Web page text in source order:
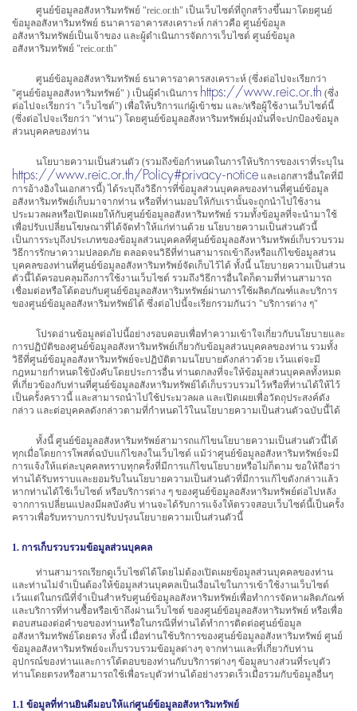
ศูนย์ข้อมูลอสังหาริมทรัพย์ "reic.or.th" เป็นเว็บไซต์ที่ถูกสร้างขึ้นมาโดยศูนย์
ข้อมูลอสังหาริมทรัพย์ ธนาคารอาคารสงเคราะห์ กล่าวคือ ศูนย์ข้อมูล
อสังหาริมทรัพย์เป็นเจ้าของ และผู้ดำเนินการจัดการเว็บไซต์ ศูนย์ข้อมูล
อสังหาริมทรัพย์ "reic.or.th"
ศูนย์ข้อมูลอสังหาริมทรัพย์ ธนาคารอาคารสงเคราะห์ (ซึ่งต่อไปจะเรียกว่า
"ศูนย์ข้อมูลอสังหาริมทรัพย์" ) เป็นผู้ดำเนินการ https://www.reic.or.th (ซึ่ง
ต่อไปจะเรียกว่า "เว็บไซต์") เพื่อให้บริการแก่ผู้เข้าชม และ/หรือผู้ใช้งานเว็บไซต์นี้
(ซึ่งต่อไปจะเรียกว่า "ท่าน") โดยศูนย์ข้อมูลอสังหาริมทรัพย์มุ่งมั่นที่จะปกป้องข้อมูล
ส่วนบุคคลของท่าน
นโยบายความเป็นส่วนตัว (รวมถึงข้อกำหนดในการให้บริการของเราที่ระบุใน
https://www.reic.or.th/Policy#privacy-notice และเอกสารอื่นใดที่มี
การอ้างอิงในเอกสารนี้) ได้ระบุถึงวิธีการที่ข้อมูลส่วนบุคคลของท่านที่ศูนย์ข้อมูล
อสังหาริมทรัพย์เก็บมาจากท่าน หรือที่ท่านมอบให้กับเรานั้นจะถูกนำไปใช้งาน
ประมวลผลหรือเปิดเผยให้กับศูนย์ข้อมูลอสังหาริมทรัพย์ รวมทั้งข้อมูลที่จะนำมาใช้
เพื่อปรับเปลี่ยนโฆษณาที่ได้จัดทำให้แก่ท่านด้วย นโยบายความเป็นส่วนตัวนี้
เป็นการระบุถึงประเภทของข้อมูลส่วนบุคคลที่ศูนย์ข้อมูลอสังหาริมทรัพย์เก็บรวบรวม
วิธีการรักษาความปลอดภัย ตลอดจนวิธีที่ท่านสามารถเข้าถึงหรือแก้ไขข้อมูลส่วน
บุคคลของท่านที่ศูนย์ข้อมูลอสังหาริมทรัพย์จัดเก็บไว้ได้ ทั้งนี้ นโยบายความเป็นส่วน
ตัวนี้ได้ครอบคลุมถึงการใช้งานเว็บไซต์ รวมถึงวิธีการอื่นใดก็ตามที่ท่านสามารถ
เชื่อมต่อหรือโต้ตอบกับศูนย์ข้อมูลอสังหาริมทรัพย์ผ่านการใช้ผลิตภัณฑ์และบริการ
ของศูนย์ข้อมูลอสังหาริมทรัพย์ได้ ซึ่งต่อไปนี้จะเรียกรวมกันว่า "บริการต่าง ๆ"
โปรดอ่านข้อมูลต่อไปนี้อย่างรอบคอบเพื่อทำความเข้าใจเกี่ยวกับนโยบายและ
การปฏิบัติของศูนย์ข้อมูลอสังหาริมทรัพย์เกี่ยวกับข้อมูลส่วนบุคคลของท่าน รวมทั้ง
วิธีที่ศูนย์ข้อมูลอสังหาริมทรัพย์จะปฏิบัติตามนโยบายดังกล่าวด้วย เว้นแต่จะมี
กฎหมายกำหนดใช้บังคับโดยประการอื่น ท่านตกลงที่จะให้ข้อมูลส่วนบุคคลทั้งหมด
ที่เกี่ยวข้องกับท่านที่ศูนย์ข้อมูลอสังหาริมทรัพย์ได้เก็บรวบรวมไว้หรือที่ท่านได้ให้ไว้
เป็นครั้งคราวนี้ และสามารถนำไปใช้ประมวลผล และเปิดเผยเพื่อวัตถุประสงค์ดัง
กล่าว และต่อบุคคลดังกล่าวตามที่กำหนดไว้ในนโยบายความเป็นส่วนตัวฉบับนี้ได้
ทั้งนี้ ศูนย์ข้อมูลอสังหาริมทรัพย์สามารถแก้ไขนโยบายความเป็นส่วนตัวนี้ได้
ทุกเมื่อโดยการโพสต์ฉบับแก้ไขลงในเว็บไซต์ แม้ว่าศูนย์ข้อมูลอสังหาริมทรัพย์จะมี
การแจ้งให้แต่ละบุคคลทราบทุกครั้งที่มีการแก้ไขนโยบายหรือไม่ก็ตาม ขอให้ถือว่า
ท่านได้รับทราบและยอมรับในนโยบายความเป็นส่วนตัวที่มีการแก้ไขดังกล่าวแล้ว
หากท่านได้ใช้เว็บไซต์ หรือบริการต่าง ๆ ของศูนย์ข้อมูลอสังหาริมทรัพย์ต่อไปหลัง
จากการเปลี่ยนแปลงมีผลบังคับ ท่านจะได้รับการแจ้งให้ตรวจสอบเว็บไซต์นี้เป็นครั้ง
คราวเพื่อรับทราบการปรับปรุงนโยบายความเป็นส่วนตัวนี้
1. การเก็บรวบรวมข้อมูลส่วนบุคคล
ท่านสามารถเรียกดูเว็บไซต์ได้โดยไม่ต้องเปิดเผยข้อมูลส่วนบุคคลของท่าน
และท่านไม่จำเป็นต้องให้ข้อมูลส่วนบุคคลเป็นเงื่อนไขในการเข้าใช้งานเว็บไซต์
เว้นแต่ในกรณีที่จำเป็นสำหรับศูนย์ข้อมูลอสังหาริมทรัพย์เพื่อทำการจัดหาผลิตภัณฑ์
และบริการที่ท่านซื้อหรือเข้าถึงผ่านเว็บไซต์ ของศูนย์ข้อมูลอสังหาริมทรัพย์ หรือเพื่อ
ตอบสนองต่อคำขอของท่านหรือในกรณีที่ท่านได้ทำการติดต่อศูนย์ข้อมูล
อสังหาริมทรัพย์โดยตรง ทั้งนี้ เมื่อท่านใช้บริการของศูนย์ข้อมูลอสังหาริมทรัพย์ ศูนย์
ข้อมูลอสังหาริมทรัพย์จะเก็บรวบรวมข้อมูลต่างๆ จากท่านและที่เกี่ยวกับท่าน
อุปกรณ์ของท่านและการโต้ตอบของท่านกับบริการต่างๆ ข้อมูลบางส่วนที่ระบุตัว
ท่านโดยตรงหรือสามารถใช้เพื่อระบุตัวท่านได้อย่างรวดเร็วเมื่อรวมกับข้อมูลอื่นๆ
1.1 ข้อมูลที่ท่านยินดีมอบให้แก่ศูนย์ข้อมูลอสังหาริมทรัพย์